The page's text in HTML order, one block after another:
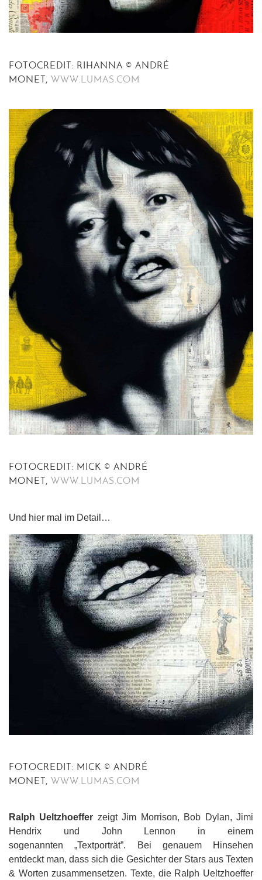
FOTOCREDIT: RIHANNA © ANDRÉ
MONET, WWW.LUMAS.COM
FOTOCREDIT: MICK © ANDRÉ
MONET, WWW.LUMAS.COM
Und hier mal im Detail…
FOTOCREDIT: MICK © ANDRÉ
MONET, WWW.LUMAS.COM
Ralph Ueltzhoeffer zeigt Jim Morrison, Bob Dylan, Jimi
Hendrix und John Lennon in einem
sogenannten „Textporträt”. Bei genauem Hinsehen
entdeckt man, dass sich die Gesichter der Stars aus Texten
& Worten zusammensetzen. Texte, die Ralph Ueltzhoeffer